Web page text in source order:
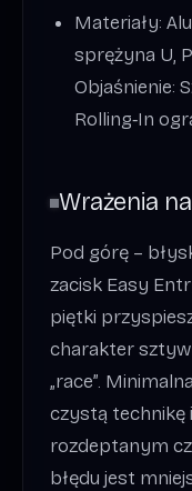
Materiały:
sprężyna U,
Objaśnienie:
Rolling‑In
Wrażenia
Pod górę –
zacisk Easy
piętki
charakter
„race”.
czystą technikę
rozdeptanym
błędu jest